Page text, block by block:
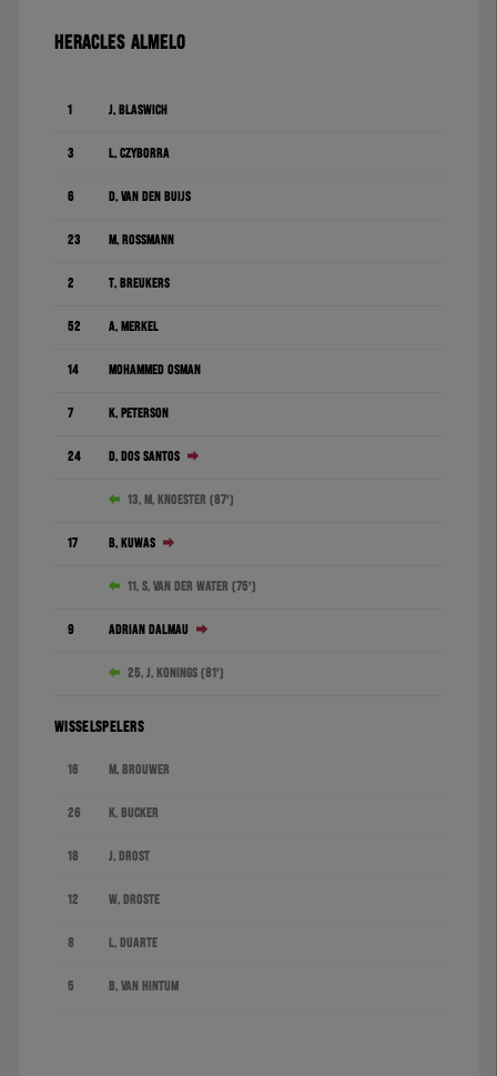
HERACLES ALMELO
1 J. Blaswich
3 L. Czyborra
6 D. Van den Buijs
23 M. Rossmann
2 T. Breukers
52 A. Merkel
14 Mohammed Osman
7 K. Peterson
24 D. dos Santos
13. M. Knoester (87')
17 B. Kuwas
11. S. van der Water (75')
9 Adrián Dalmau
25. J. Konings (81')
WISSELSPELERS
16 M. Brouwer
26 K. Bucker
18 J. Drost
12 W. Droste
8 L. Duarte
5 B. van Hintum